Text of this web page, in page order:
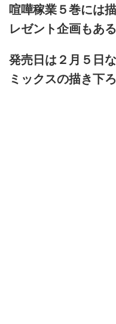
喧嘩稼業５巻には
レゼント企画もあ
発売日は２月５日
ミックスの描き下